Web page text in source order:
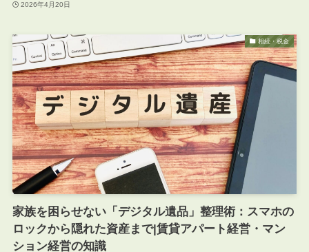
2026年4月20日
相続・税金
家族を困らせない「デジタル遺品」整理術：スマホの
ロックから隠れた資産まで|賃貸アパート経営・マン
ション経営の知識